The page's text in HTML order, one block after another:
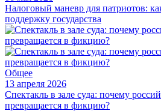
Налоговый маневр для патриотов:
поддержку государства
Общее
13 апреля 2026
Спектакль в зале суда: почему
превращается в фикцию?